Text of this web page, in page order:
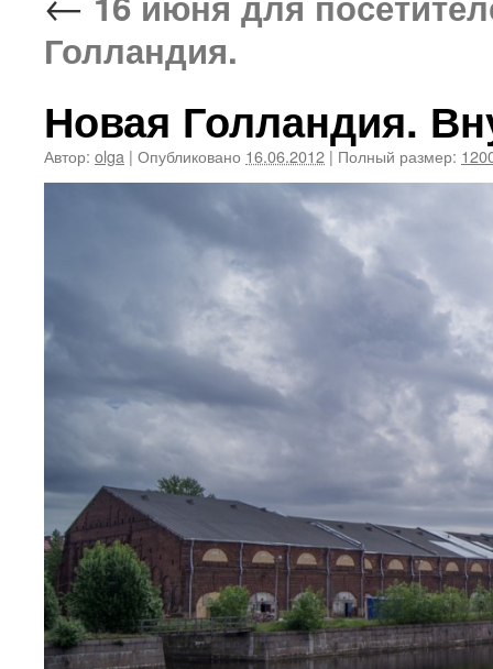
Голландия.
Новая Голландия.
Автор: olga | Опубликовано 16.06.2012 | Полный размер: